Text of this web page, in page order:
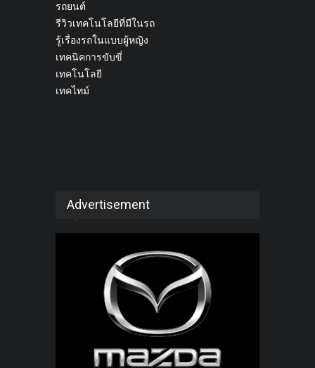
รถยนต์
รีวิวเทคโนโลยีที่มีในรถ
รู้เรื่องรถในแบบผู้หญิง
เทคนิคการขับขี่
เทคโนโลยี
เทคไทม์
Advertisement